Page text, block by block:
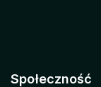
Społeczność